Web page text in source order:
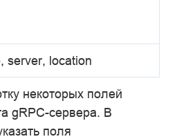
server, location
некоторых полей
gRPC-сервера. В
поля